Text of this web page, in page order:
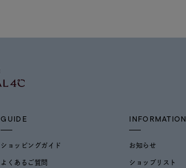
GUIDE
ショッピングガイド
よくあるご質問
INFORMATION
お知らせ
ショップリスト